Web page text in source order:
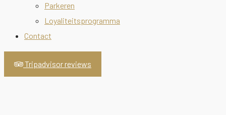
Parkeren
Loyaliteitsprogramma
Contact
Tripadvisor reviews